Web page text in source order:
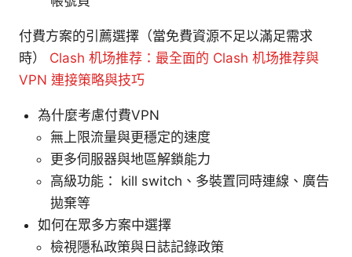
付費方案的引薦選擇（當免費資源不足以滿足需求
時） Clash 机场推荐：最全面的 Clash 机场推荐與
VPN 連接策略與技巧
為什麼考慮付費VPN
無上限流量與更穩定的速度
更多伺服器與地區解鎖能力
高級功能： kill switch、多裝置同時連線、廣告
拋棄等
如何在眾多方案中選擇
檢視隱私政策與日誌記錄政策